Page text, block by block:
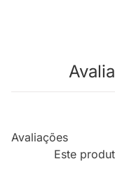
Avaliações
Este